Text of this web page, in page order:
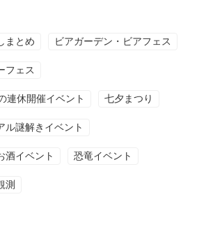
まとめ ビアガーデン・ビアフェス
フェス
連休開催イベント 七夕まつり
ル謎解きイベント
酒イベント 恐竜イベント
測